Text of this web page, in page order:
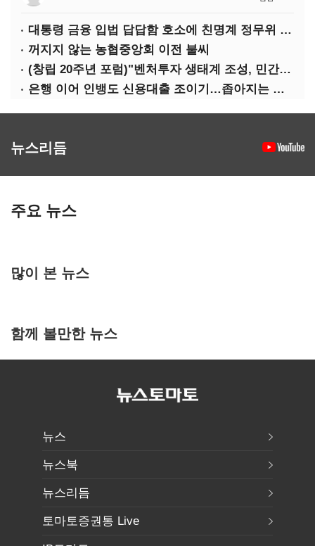
대통령 금융 입법 답답함 호소에 친명계 정무위 무더기 지원
꺼지지 않는 농협중앙회 이전 불씨
(창립 20주년 포럼)"벤처투자 생태계 조성, 민간자본이 주도해야"
은행 이어 인뱅도 신용대출 조이기…좁아지는 급전 창구
뉴스리듬
주요 뉴스
많이 본 뉴스
함께 볼만한 뉴스
뉴스
뉴스북
뉴스리듬
토마토증권통 Live